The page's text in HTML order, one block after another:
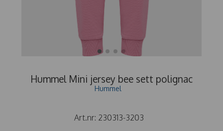
Hummel Mini jersey bee sett polignac
Hummel
Art.nr: 230313-3203